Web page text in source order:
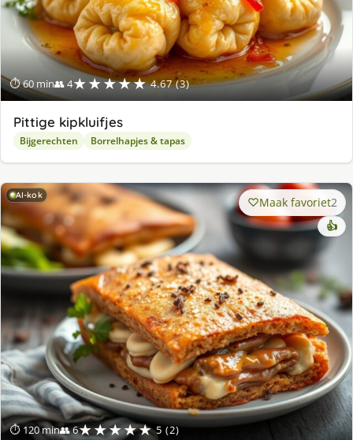
⏱ 60 min👥 4★★★★★ 4.67 (3)
Pittige kipkluifjes
Bijgerechten Borrelhapjes & tapas
AI-kok
⏱ 120 min👥 6★★★★★ 5 (2)
Maak favoriet2
👍